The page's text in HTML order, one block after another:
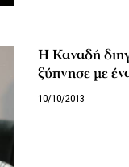
Η Καναδή
ξύπνησε με
10/10/2013